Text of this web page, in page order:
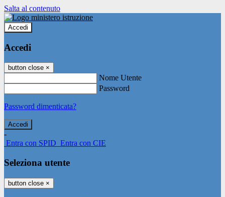
Salta al contenuto
Accedi
Accedi
button close ×
Nome Utente
Password
Password dimenticata?
-
Entra con SPID Entra con CIE
Seleziona utente
button close ×